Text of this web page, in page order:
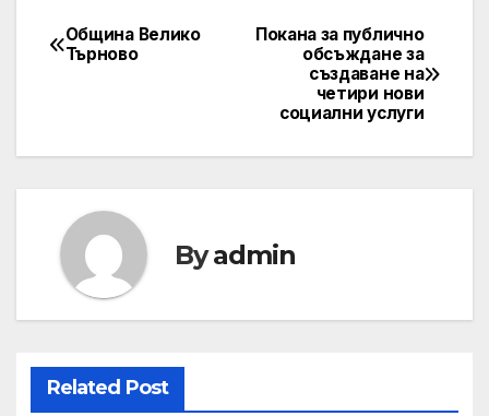
Post
Покана за публично
обсъждане за
създаване на
четири нови
социални услуги
Община Велико
Търново
Byadmin
Related Post